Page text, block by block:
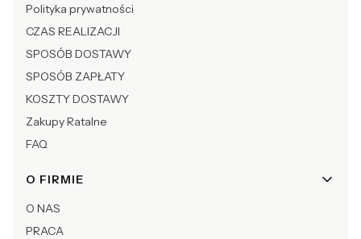
Polityka prywatności
CZAS REALIZACJI
SPOSÓB DOSTAWY
SPOSÓB ZAPŁATY
KOSZTY DOSTAWY
Zakupy Ratalne
FAQ
O FIRMIE
O NAS
PRACA